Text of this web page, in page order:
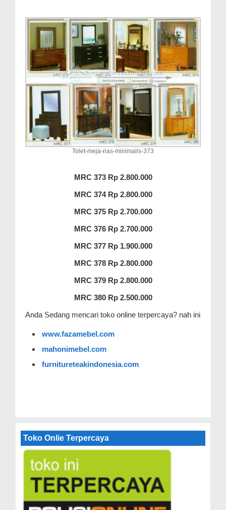
Tolet-meja-rias-minimalis-373
MRC 373 Rp 2.800.000
MRC 374 Rp 2.800.000
MRC 375 Rp 2.700.000
MRC 376 Rp 2.700.000
MRC 377 Rp 1.900.000
MRC 378 Rp 2.800.000
MRC 379 Rp 2.800.000
MRC 380 Rp 2.500.000
Anda Sedang mencari toko online terpercaya? nah ini
www.fazamebel.com
mahonimebel.com
furnitureteakindonesia.com
Toko Onlie Terpercaya